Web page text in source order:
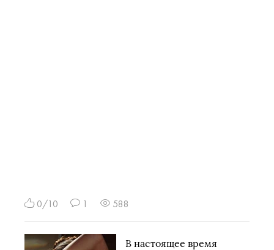
0/10 1 588
В настоящее время